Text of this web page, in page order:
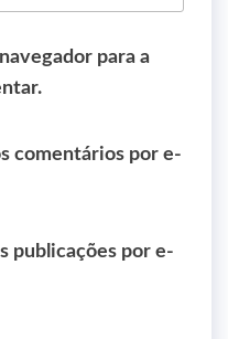
para a
comentários por e-
publicações por e-